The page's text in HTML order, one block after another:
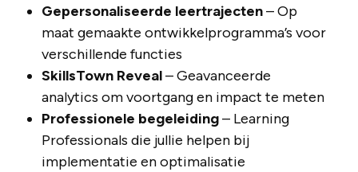
Gepersonaliseerde leertrajecten– Op
maat gemaakte ontwikkelprogramma’s voor
verschillende functies
SkillsTown Reveal– Geavanceerde
analytics om voortgang en impact te meten
Professionele begeleiding– Learning
Professionals die jullie helpen bij
implementatie en optimalisatie